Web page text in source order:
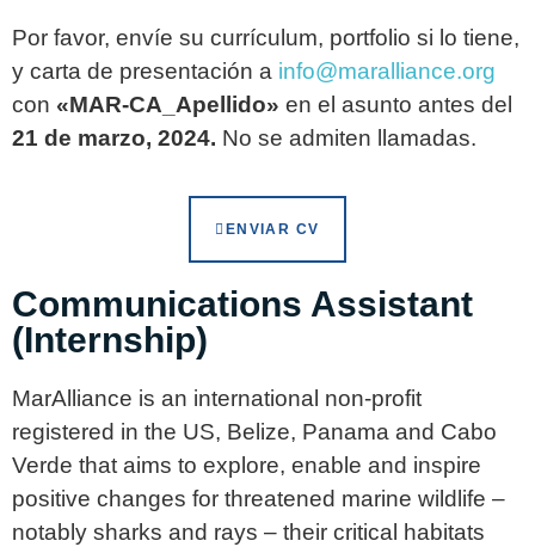
Por favor, envíe su currículum, portfolio si lo tiene,
y carta de presentación a info@maralliance.org
con «MAR-CA_Apellido» en el asunto antes del
21 de marzo, 2024. No se admiten llamadas.
ENVIAR CV
Communications Assistant
(Internship)
MarAlliance is an international non-profit
registered in the US, Belize, Panama and Cabo
Verde that aims to explore, enable and inspire
positive changes for threatened marine wildlife –
notably sharks and rays – their critical habitats